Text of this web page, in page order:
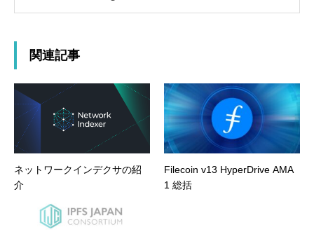
関連記事
ネットワークインデクサの紹
介
Filecoin v13 HyperDrive AMA
1 総括